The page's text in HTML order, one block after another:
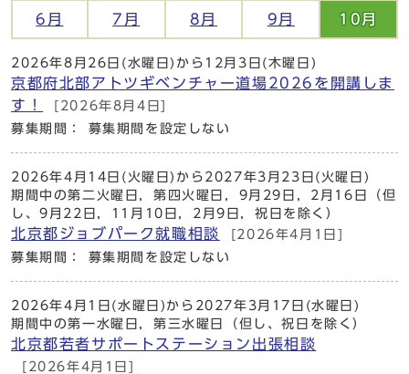
6月 7月 8月 9月 10月
2026年8月26日(水曜日)から12月3日(木曜日)
京都府北部アトツギベンチャー道場2026を開講しま
す！
[2026年8月4日]
募集期間： 募集期間を設定しない
2026年4月14日(火曜日)から2027年3月23日(火曜日)
期間中の第二火曜日，第四火曜日，9月29日，2月16日（但
し、9月22日，11月10日，2月9日，祝日を除く）
北京都ジョブパーク就職相談 [2026年4月1日]
募集期間： 募集期間を設定しない
2026年4月1日(水曜日)から2027年3月17日(水曜日)
期間中の第一水曜日，第三水曜日（但し、祝日を除く）
北京都若者サポートステーション出張相談
[2026年4月1日]